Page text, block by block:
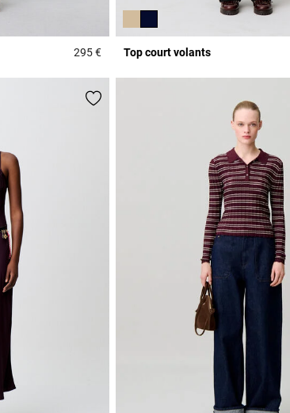
295 €3,3 out of 5 Customer Rating
Top court volants